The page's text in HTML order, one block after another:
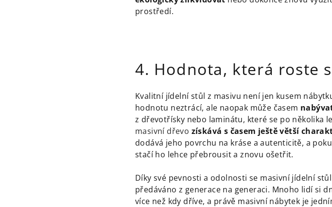
prostředí.
4. Hodnota, která roste
Kvalitní jídelní stůl z masivu není jen kusem
hodnotu neztrácí, ale naopak může časem
z dřevotřísky nebo laminátu, které se po několika
masivní dřevo získává s časem ještě větší
dodává jeho povrchu na kráse a autenticitě, a
stačí ho lehce přebrousit a znovu ošetřit.
Díky své pevnosti a odolnosti se masivní jídelní
předáváno z generace na generaci. Mnoho lidí si
více než kdy dříve, a právě masivní nábytek je